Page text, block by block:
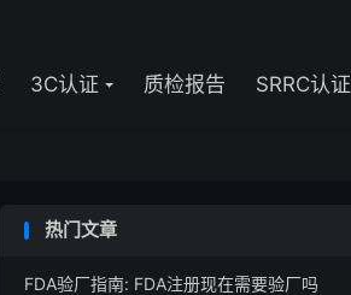
3C认证 质检报告 SRRC认证
热门文章
FDA验厂指南: FDA注册现在需要验厂吗